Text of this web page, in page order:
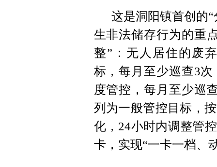
这是洞阳镇首创的
生非法储存行为的重
整”：无人居住的废
标，每月至少巡查3
度管控，每月至少巡
列为一般管控目标，
化，24小时内调整管
卡，实现“一卡一档、